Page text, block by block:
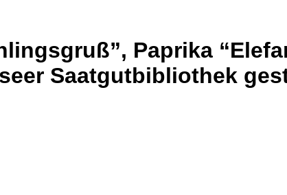
Paprika
Saatgutbibliothek